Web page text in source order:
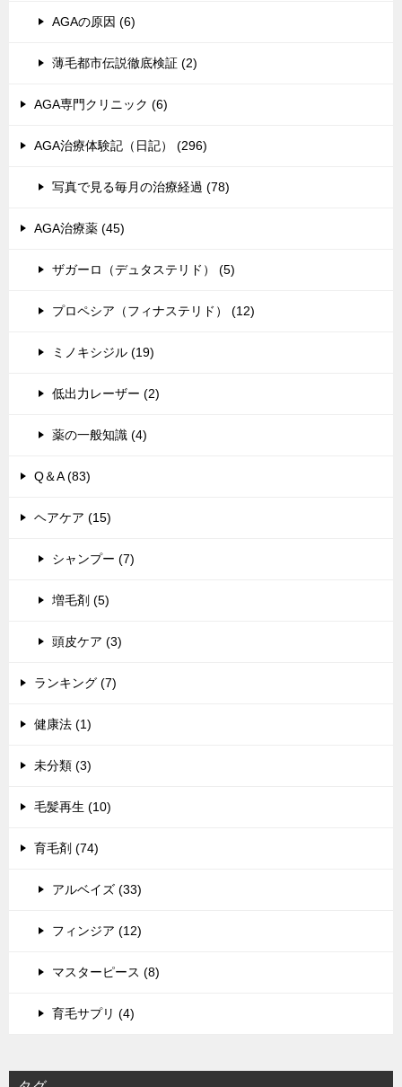
AGAの原因 (6)
薄毛都市伝説徹底検証 (2)
AGA専門クリニック (6)
AGA治療体験記（日記） (296)
写真で見る毎月の治療経過 (78)
AGA治療薬 (45)
ザガーロ（デュタステリド） (5)
プロペシア（フィナステリド） (12)
ミノキシジル (19)
低出力レーザー (2)
薬の一般知識 (4)
Q＆A (83)
ヘアケア (15)
シャンプー (7)
増毛剤 (5)
頭皮ケア (3)
ランキング (7)
健康法 (1)
未分類 (3)
毛髪再生 (10)
育毛剤 (74)
アルベイズ (33)
フィンジア (12)
マスターピース (8)
育毛サプリ (4)